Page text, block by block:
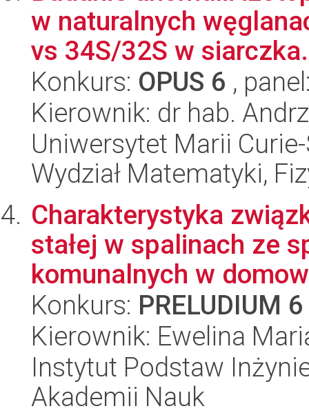
w naturalnych
vs 34S/32S w
Konkurs: OPUS 6 ,
Kierownik: dr hab.
Uniwersytet Marii
Wydział Matematyki,
Charakterystyka
stałej w spalinach ze
komunalnych w
Konkurs: PRELUDIUM 6
Kierownik: Ewelina
Instytut Podstaw
Akademii Nauk